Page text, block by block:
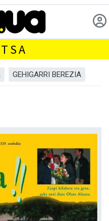
GEHIGARRI BEREZIA